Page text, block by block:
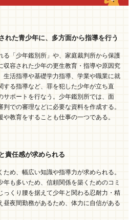
れた青少年に、多方面から指導を行う
る「少年鑑別所」や、家庭裁判所から保護
収容された少年の更生教育・指導や原因究
生活指導や基礎学力指導、学業や職業に就
する指導など、罪を犯した少年が立ち直
サポートを行なう。少年鑑別所では、面
での審理などに必要な資料を作成する。
教育をすることも仕事の一つである。
責任感が求められる
め、幅広い知識や指導力が求められる。
も多いため、信頼関係を築くためのコミ
っくり腰を据えて少年と関わる忍耐力・精
夜間勤務があるため、体力に自信がある